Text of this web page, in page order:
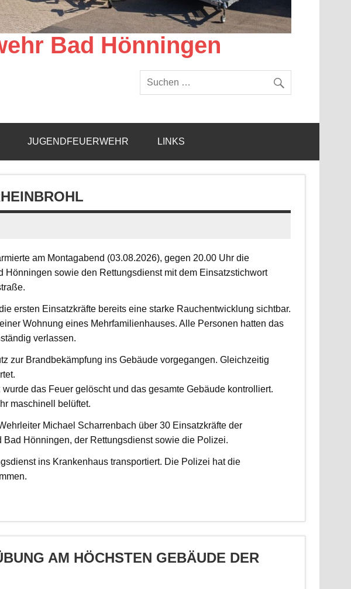
Bad Hönningen
JUGENDFEUERWEHR LINKS
am Montagabend (03.08.2026), gegen 20.00 Uhr die
Hönningen sowie den Rettungsdienst mit dem Einsatzstichwort
ersten Einsatzkräfte bereits eine starke Rauchentwicklung sichtbar.
Wohnung eines Mehrfamilienhauses. Alle Personen hatten das
verlassen.
zur Brandbekämpfung ins Gebäude vorgegangen. Gleichzeitig
das Feuer gelöscht und das gesamte Gebäude kontrolliert.
maschinell belüftet.
Michael Scharrenbach über 30 Einsatzkräfte der
Hönningen, der Rettungsdienst sowie die Polizei.
ins Krankenhaus transportiert. Die Polizei hat die
AM HÖCHSTEN GEBÄUDE DER S